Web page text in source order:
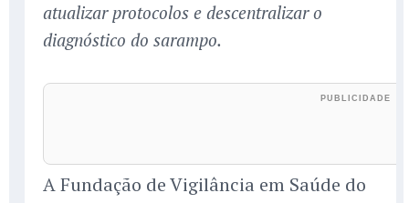
atualizar protocolos e descentralizar o
diagnóstico do sarampo.
A Fundação de Vigilância em Saúde do